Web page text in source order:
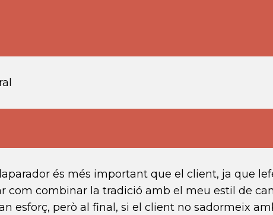
és més important que el client, ja que
com combinar la tradició amb el meu estil de
esforç, però al final, si el client no sadormeix